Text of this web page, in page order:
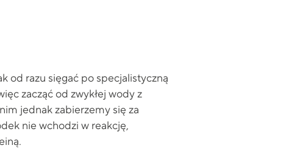
od razu sięgać po specjalistyczną
zacząć od zwykłej wody z
jednak zabierzemy się za
nie wchodzi w reakcję,